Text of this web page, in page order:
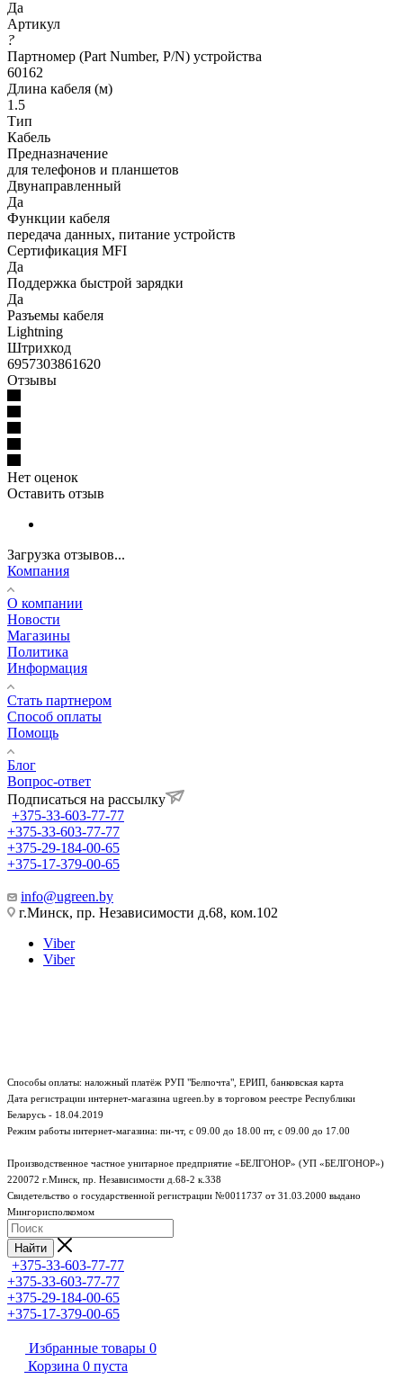
Да
Артикул
?
Партномер (Part Number, P/N) устройства
60162
Длина кабеля (м)
1.5
Тип
Кабель
Предназначение
для телефонов и планшетов
Двунаправленный
Да
Функции кабеля
передача данных, питание устройств
Сертификация MFI
Да
Поддержка быстрой зарядки
Да
Разъемы кабеля
Lightning
Штрихкод
6957303861620
Отзывы
Нет оценок
Оставить отзыв
Загрузка отзывов...
Компания
О компании
Новости
Магазины
Политика
Информация
Стать партнером
Способ оплаты
Помощь
Блог
Вопрос-ответ
Подписаться на рассылку
+375-33-603-77-77
+375-33-603-77-77
+375-29-184-00-65
+375-17-379-00-65
info@ugreen.by
г.Минск, пр. Независимости д.68, ком.102
Viber
Viber
Способы оплаты: наложный платёж РУП "Белпочта", ЕРИП, банковская карта
Дата регистрации интернет-магазина ugreen.by в торговом реестре Республики
Беларусь - 18.04.2019
Режим работы интернет-магазина: пн-чт, с 09.00 до 18.00 пт, с 09.00 до 17.00
Производственное частное унитарное предприятие «БЕЛГОНОР» (УП «БЕЛГОНОР»)
220072 г.Минск, пр. Независимости д.68-2 к.338
Свидетельство о государственной регистрации №0011737 от 31.03.2000 выдано
Мингорисполкомом
Найти
+375-33-603-77-77
+375-33-603-77-77
+375-29-184-00-65
+375-17-379-00-65
Избранные товары 0
Корзина 0 пуста